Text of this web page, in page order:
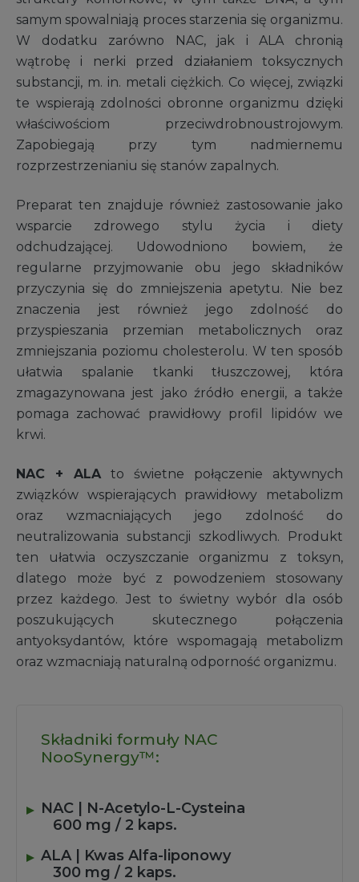
samym spowalniają proces starzenia się organizmu.
W dodatku zarówno NAC, jak i ALA chronią
wątrobę i nerki przed działaniem toksycznych
substancji, m. in. metali ciężkich. Co więcej, związki
te wspierają zdolności obronne organizmu dzięki
właściwościom przeciwdrobnoustrojowym.
Zapobiegają przy tym nadmiernemu
rozprzestrzenianiu się stanów zapalnych.
Preparat ten znajduje również zastosowanie jako
wsparcie zdrowego stylu życia i diety
odchudzającej. Udowodniono bowiem, że
regularne przyjmowanie obu jego składników
przyczynia się do zmniejszenia apetytu. Nie bez
znaczenia jest również jego zdolność do
przyspieszania przemian metabolicznych oraz
zmniejszania poziomu cholesterolu. W ten sposób
ułatwia spalanie tkanki tłuszczowej, która
zmagazynowana jest jako źródło energii, a także
pomaga zachować prawidłowy profil lipidów we
krwi.
NAC + ALA to świetne połączenie aktywnych
związków wspierających prawidłowy metabolizm
oraz wzmacniających jego zdolność do
neutralizowania substancji szkodliwych. Produkt
ten ułatwia oczyszczanie organizmu z toksyn,
dlatego może być z powodzeniem stosowany
przez każdego. Jest to świetny wybór dla osób
poszukujących skutecznego połączenia
antyoksydantów, które wspomagają metabolizm
oraz wzmacniają naturalną odporność organizmu.
Składniki formuły NAC
NooSynergy™:
NAC | N-Acetylo-L-Cysteina
600 mg / 2 kaps.
ALA | Kwas Alfa-liponowy
300 mg / 2 kaps.